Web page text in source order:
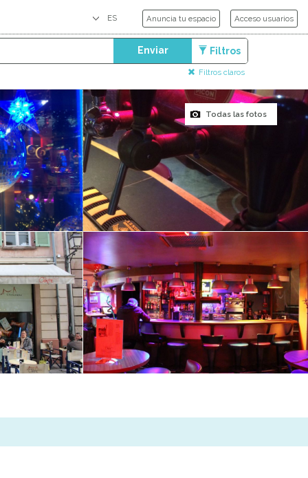
Anuncia tu espacio Acceso usuarios
Enviar Filtros
Filtros claros
Todas las fotos